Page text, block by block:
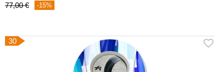
77,00 € -15%
30